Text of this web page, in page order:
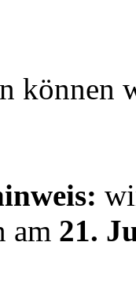
können
am 21.